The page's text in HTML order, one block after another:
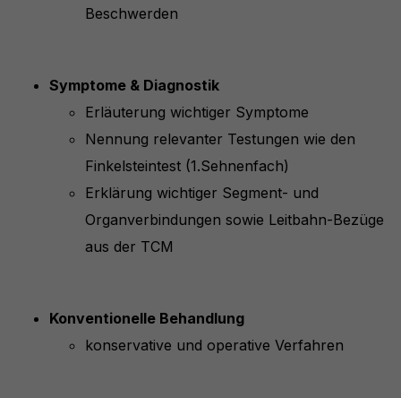
Beschwerden
Symptome & Diagnostik
Erläuterung wichtiger Symptome
Nennung relevanter Testungen wie den
Finkelsteintest (1.Sehnenfach)
Erklärung wichtiger Segment- und
Organverbindungen sowie Leitbahn-Bezüge
aus der TCM
Konventionelle Behandlung
konservative und operative Verfahren